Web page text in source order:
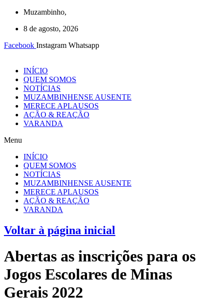
Muzambinho,
8 de agosto, 2026
Facebook Instagram Whatsapp
INÍCIO
QUEM SOMOS
NOTÍCIAS
MUZAMBINHENSE AUSENTE
MERECE APLAUSOS
AÇÃO & REAÇÃO
VARANDA
Menu
INÍCIO
QUEM SOMOS
NOTÍCIAS
MUZAMBINHENSE AUSENTE
MERECE APLAUSOS
AÇÃO & REAÇÃO
VARANDA
Voltar à página inicial
Abertas as inscrições para os
Jogos Escolares de Minas
Gerais 2022